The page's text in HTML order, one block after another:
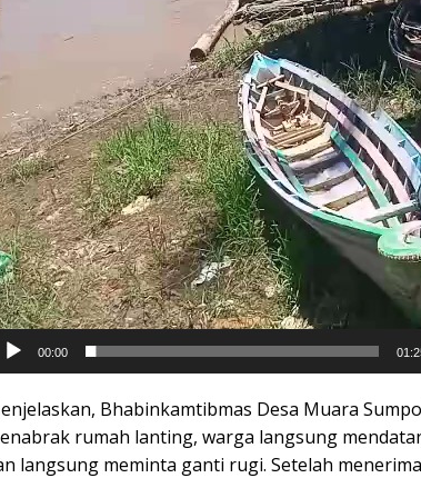
00:00
Bhabinkamtibmas Desa Muara
rumah lanting, warga langsung
langsung meminta ganti rugi. Setelah